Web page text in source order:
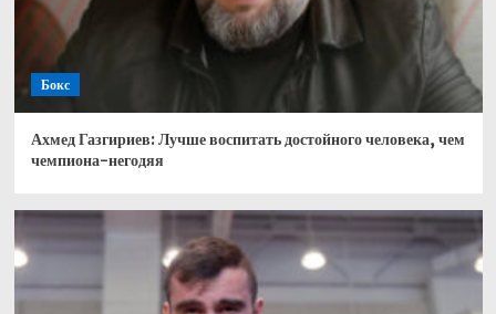
Бокс
Ахмед Газгириев: Лучше воспитать достойного человека, чем
чемпиона-негодяя